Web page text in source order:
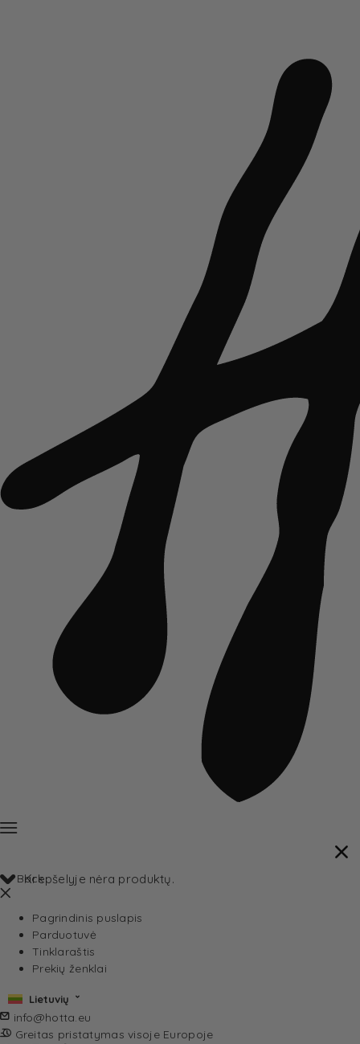
Krepšelyje nėra produktų.
Back
Pagrindinis puslapis
Parduotuvė
Tinklaraštis
Prekių ženklai
Lietuvių
info@hotta.eu
Greitas pristatymas visoje Europoje